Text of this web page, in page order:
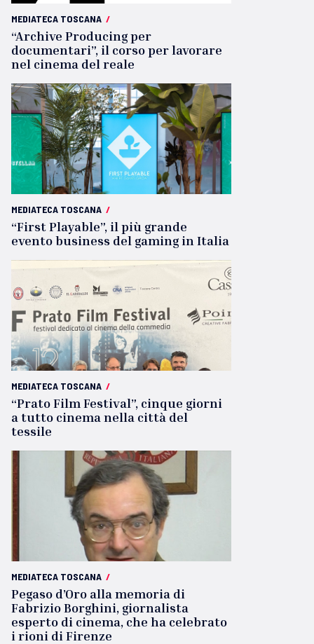
MEDIATECA TOSCANA /
“Archive Producing per
documentari”, il corso per lavorare
nel cinema del reale
MEDIATECA TOSCANA /
“First Playable”, il più grande
evento business del gaming in Italia
MEDIATECA TOSCANA /
“Prato Film Festival”, cinque giorni
a tutto cinema nella città del
tessile
MEDIATECA TOSCANA /
Pegaso d’Oro alla memoria di
Fabrizio Borghini, giornalista
esperto di cinema, che ha celebrato
i rioni di Firenze